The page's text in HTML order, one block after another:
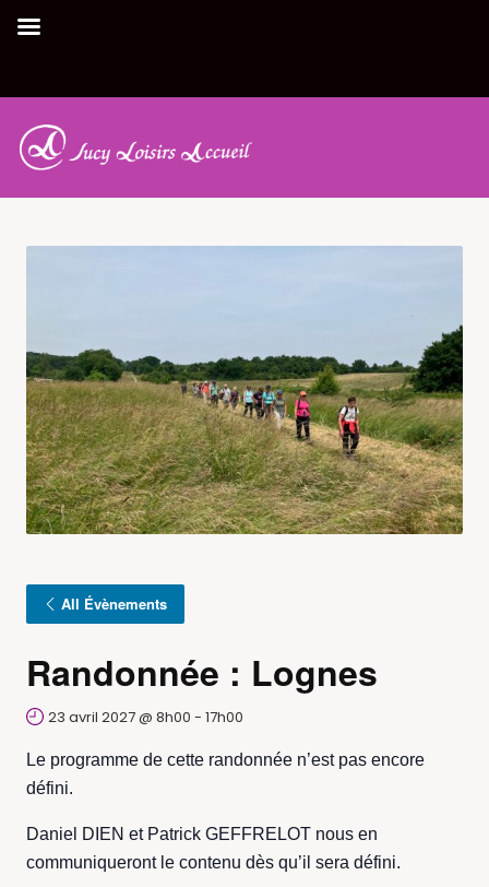
All Évènements
Randonnée : Lognes
23 avril 2027 @ 8h00 - 17h00
Le programme de cette randonnée n’est pas encore
défini.
Daniel DIEN et Patrick GEFFRELOT nous en
communiqueront le contenu dès qu’il sera défini.